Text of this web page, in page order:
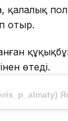
қалалық
отыр.
өтеді.